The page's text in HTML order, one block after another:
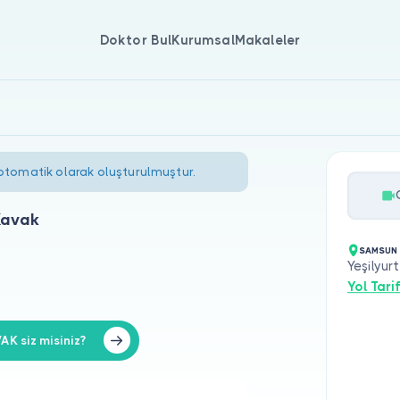
Doktor BulKurumsalMakaleler
olarak oluşturulmuştur.
siz misiniz?
SAMSUN
Yol